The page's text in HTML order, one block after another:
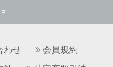
わせ
会員規約